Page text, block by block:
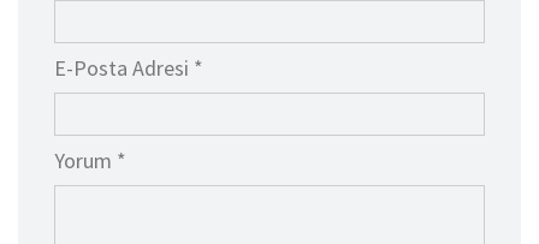
E-Posta Adresi *
Yorum *